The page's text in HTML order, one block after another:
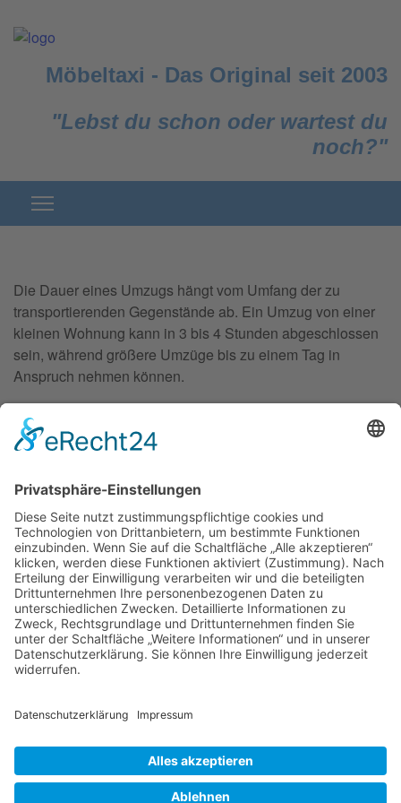
Möbeltaxi - Das Original seit 2003
"Lebst du schon oder wartest du
noch?"
Die Dauer eines Umzugs hängt vom Umfang der zu
transportierenden Gegenstände ab. Ein Umzug von einer
kleinen Wohnung kann in 3 bis 4 Stunden abgeschlossen
sein, während größere Umzüge bis zu einem Tag in
Anspruch nehmen können.
Moebeltaxi-Dresden auch in Ihrer Nähe...
Loschwitz - Neustadt - Pieschen - Plauen - Prohlis
Impressum
Datenschutzerklärung
AGB
Kontakt
Das Möbeltaxi - die Idee